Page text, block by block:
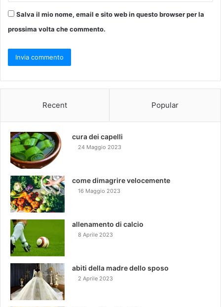
Salva il mio nome, email e sito web in questo browser per la
prossima volta che commento.
Recent Popular
cura dei capelli
24 Maggio 2023
come dimagrire velocemente
16 Maggio 2023
allenamento di calcio
8 Aprile 2023
abiti della madre dello sposo
2 Aprile 2023